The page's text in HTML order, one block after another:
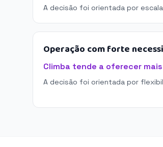
A decisão foi orientada por
Operação com forte
Climba tende a oferecer
A decisão foi orientada por